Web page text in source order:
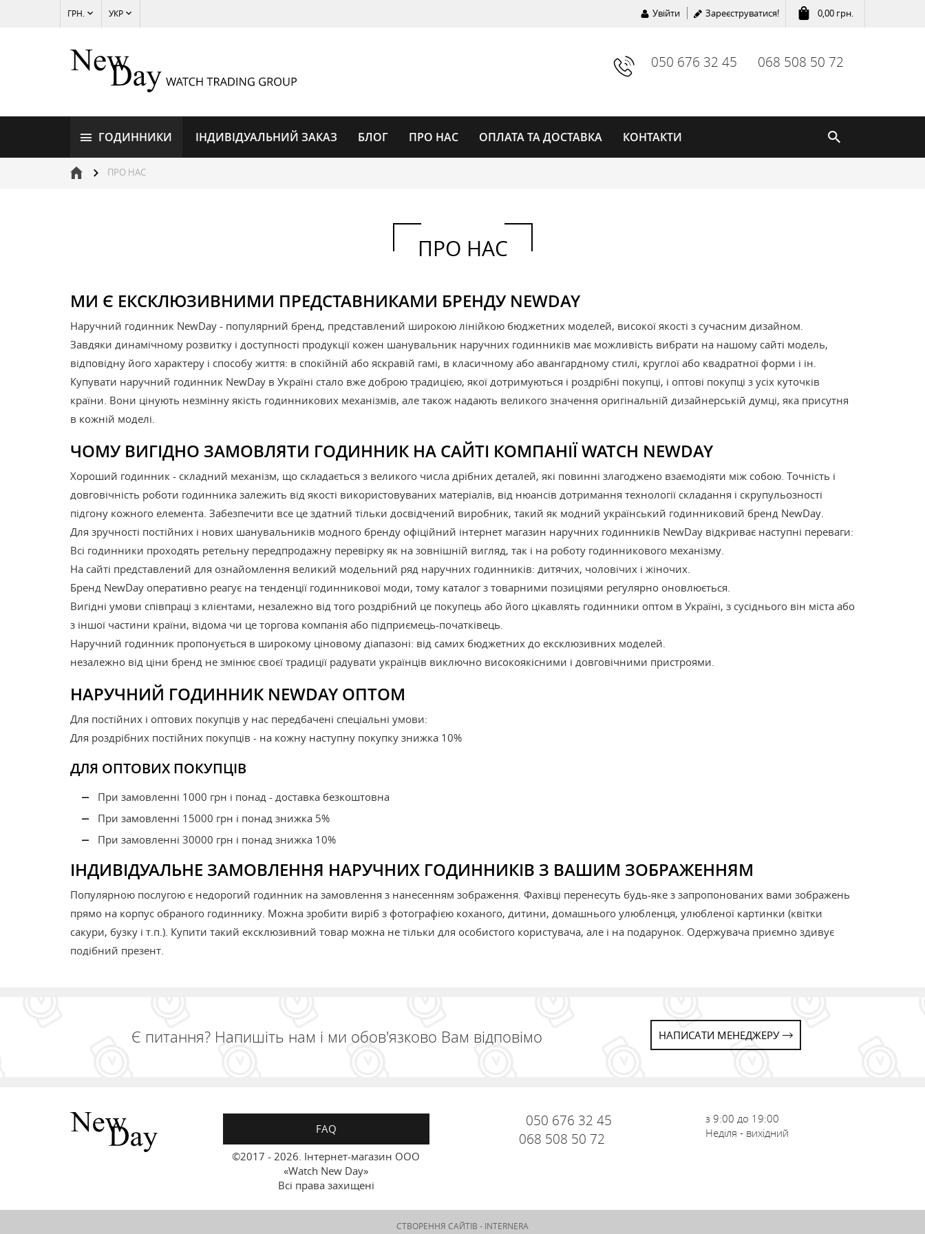
ГРН. УКР Увійти Зареєструватися! 0,00 грн.
050 676 32 45 068 508 50 72
ГОДИННИКИ ІНДИВІДУАЛЬНИЙ ЗАКАЗ БЛОГ ПРО НАС ОПЛАТА ТА ДОСТАВКА КОНТАКТИ
ГОДИННИКИ ЖІНОЧІ
ЧОЛОВІЧІ
ГОДИННИКИ
ДИТЯЧІ
ГОДИННИКИ
УНІСЕКС
ПРО НАС
ПРО НАС
МИ Є ЕКСКЛЮЗИВНИМИ ПРЕДСТАВНИКАМИ БРЕНДУ NEWDAY
Наручний годинник NewDay - популярний бренд, представлений широкою лінійкою бюджетних моделей, високої якості з сучасним дизайном.
Завдяки динамічному розвитку і доступності продукції кожен шанувальник наручних годинників має можливість вибрати на нашому сайті модель,
відповідну його характеру і способу життя: в спокійній або яскравій гамі, в класичному або авангардному стилі, круглої або квадратної форми і ін.
Купувати наручний годинник NewDay в Україні стало вже доброю традицією, якої дотримуються і роздрібні покупці, і оптові покупці з усіх куточків
країни. Вони цінують незмінну якість годинникових механізмів, але також надають великого значення оригінальній дизайнерській думці, яка присутня
в кожній моделі.
ЧОМУ ВИГІДНО ЗАМОВЛЯТИ ГОДИННИК НА САЙТІ КОМПАНІЇ WATCH NEWDAY
Хороший годинник - складний механізм, що складається з великого числа дрібних деталей, які повинні злагоджено взаємодіяти між собою. Точність і
довговічність роботи годинника залежить від якості використовуваних матеріалів, від нюансів дотримання технології складання і скрупульозності
підгону кожного елемента. Забезпечити все це здатний тільки досвідчений виробник, такий як модний український годинниковий бренд NewDay.
Для зручності постійних і нових шанувальників модного бренду офіційний інтернет магазин наручних годинників NewDay відкриває наступні переваги:
Всі годинники проходять ретельну передпродажну перевірку як на зовнішній вигляд, так і на роботу годинникового механізму.
На сайті представлений для ознайомлення великий модельний ряд наручних годинників: дитячих, чоловічих і жіночих.
Бренд NewDay оперативно реагує на тенденції годинникової моди, тому каталог з товарними позиціями регулярно оновлюється.
Вигідні умови співпраці з клієнтами, незалежно від того роздрібний це покупець або його цікавлять годинники оптом в Україні, з сусіднього він міста або
з іншої частини країни, відома чи це торгова компанія або підприємець-початківець.
Наручний годинник пропонується в широкому ціновому діапазоні: від самих бюджетних до ексклюзивних моделей.
незалежно від ціни бренд не змінює своєї традиції радувати українців виключно високоякісними і довговічними пристроями.
НАРУЧНИЙ ГОДИННИК NEWDAY ОПТОМ
Для постійних і оптових покупців у нас передбачені спеціальні умови:
Для роздрібних постійних покупців - на кожну наступну покупку знижка 10%
ДЛЯ ОПТОВИХ ПОКУПЦІВ
При замовленні 1000 грн і понад - доставка безкоштовна
При замовленні 15000 грн і понад знижка 5%
При замовленні 30000 грн і понад знижка 10%
ІНДИВІДУАЛЬНЕ ЗАМОВЛЕННЯ НАРУЧНИХ ГОДИННИКІВ З ВАШИМ ЗОБРАЖЕННЯМ
Популярною послугою є недорогий годинник на замовлення з нанесенням зображення. Фахівці перенесуть будь-яке з запропонованих вами зображень
прямо на корпус обраного годиннику. Можна зробити виріб з фотографією коханого, дитини, домашнього улюбленця, улюбленої картинки (квітки
сакури, бузку і т.п.). Купити такий ексклюзивний товар можна не тільки для особистого користувача, але і на подарунок. Одержувача приємно здивує
подібний презент.
Є питання? Напишіть нам і ми обов'язково Вам відповімо НАПИСАТИ МЕНЕДЖЕРУ
FAQ
©2017 - 2026. Інтернет-магазин ООО
«Watch New Day»
Всі права захищені
050 676 32 45
068 508 50 72
з 9:00 до 19:00
Неділя - вихідний
СТВОРЕННЯ САЙТІВ - INTERNERA